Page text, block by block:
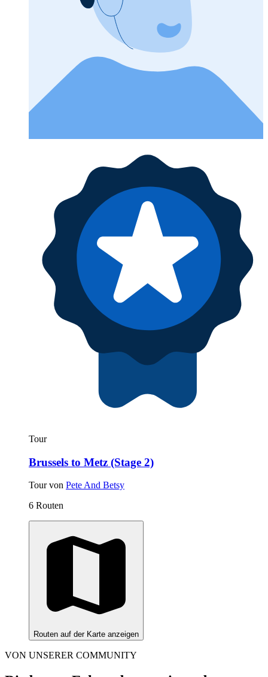
Tour
Brussels to Metz (Stage 2)
Tour von Pete And Betsy
6 Routen
Routen auf der Karte anzeigen
VON UNSERER COMMUNITY